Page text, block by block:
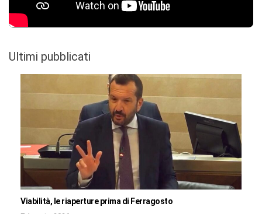
Ultimi pubblicati
Viabilità, le riaperture prima di Ferragosto